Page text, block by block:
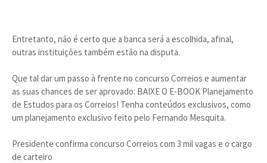
Entretanto, não é certo que a banca será a escolhida, afinal,
outras instituições também estão na disputa.
Que tal dar um passo à frente no concurso Correios e aumentar
as suas chances de ser aprovado: BAIXE O E-BOOK Planejamento
de Estudos para os Correios! Tenha conteúdos exclusivos, como
um planejamento exclusivo feito pelo Fernando Mesquita.
Presidente confirma concurso Correios com 3 mil vagas e o cargo
de carteiro